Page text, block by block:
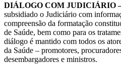
DIÁLOGO COM JUDICIÁRIO
subsidiado o Judiciário com
compreensão da formatação
de Saúde, bem como para os
diálogo é mantido com todos os
da Saúde – promotores,
desembargadores e ministros.